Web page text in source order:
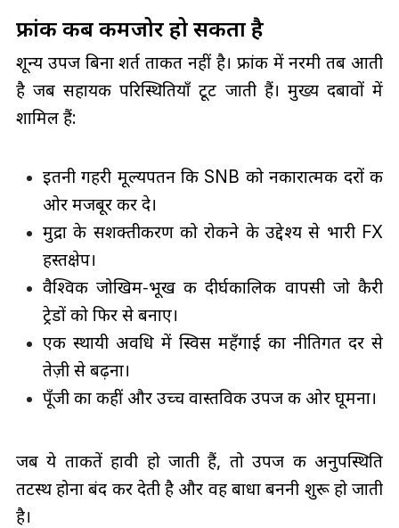
फ्रांक कब कमजोर हो सकता है
शून्य उपज बिना शर्त ताकत नहीं है। फ्रांक में नरमी तब आती
है जब सहायक परिस्थितियाँ टूट जाती हैं। मुख्य दबावों में
शामिल हैं:
इतनी गहरी मूल्यपतन कि SNB को नकारात्मक दरों की
ओर मजबूर कर दे।
मुद्रा के सशक्तीकरण को रोकने के उद्देश्य से भारी FX
हस्तक्षेप।
वैश्विक जोखिम‑भूख की दीर्घकालिक वापसी जो कैरी
ट्रेडों को फिर से बनाए।
एक स्थायी अवधि में स्विस महँगाई का नीतिगत दर से
तेज़ी से बढ़ना।
पूँजी का कहीं और उच्च वास्तविक उपज की ओर घूमना।
जब ये ताकतें हावी हो जाती हैं, तो उपज की अनुपस्थिति
तटस्थ होना बंद कर देती है और वह बाधा बननी शुरू हो जाती
है।